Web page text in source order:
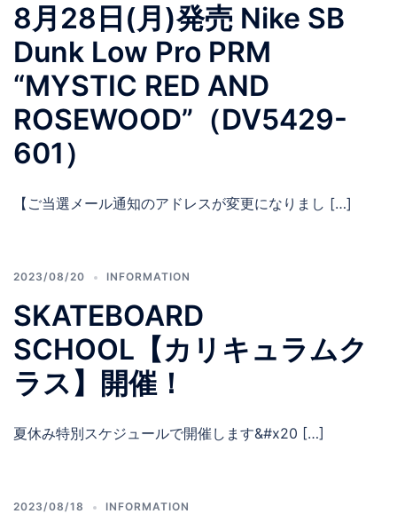
8月28日(月)発売 Nike SB
Dunk Low Pro PRM
“MYSTIC RED AND
ROSEWOOD”（DV5429-
601）
【ご当選メール通知のアドレスが変更になりまし […]
2023/08/20 INFORMATION
SKATEBOARD
SCHOOL【カリキュラムク
ラス】開催！
夏休み特別スケジュールで開催します&#x20 […]
2023/08/18 INFORMATION